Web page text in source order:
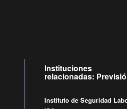
Instituciones
relacionadas:
Instituto de Seguridad